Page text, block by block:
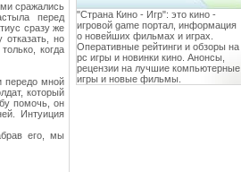
сражались
перед
сразу же
но
когда
передо мной
который
помочь, он
Интуиция
его, мы
"Страна Кино - Игр": это кино -
игровой game портал, информация
о новейших фильмах и играх.
Оперативные рейтинги и обзоры на
pc игры и новинки кино. Анонсы,
рецензии на лучшие компьютерные
игры и новые фильмы.